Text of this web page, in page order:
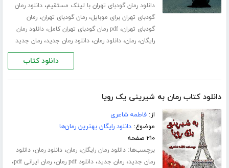
دانلود رمان گودبای تهران با لینک مستقیم،دانلود رمان
گودبای تهران برای موبایل،رمان گودبای تهران،رمان
گودبای تهران،pdf رمان گودبای تهران کامل ،دانلود رمان
رایگان،رمان،دانلود رمان،دانلود رمان جدید،رمان جدید
دانلود کتاب
دانلود کتاب رمان به شیرینی یک رویا
از:فاطمه شاعری
موضوع:دانلود رایگان بهترین رمان‌ها
۲۱۰ صفحه
برچسب‌ها:دانلود رمان رایگان،رمان،دانلود رمان،دانلود
رمان جدید،رمان جدید،دانلود pdf رمان ،رمان ایرانی pdf ،